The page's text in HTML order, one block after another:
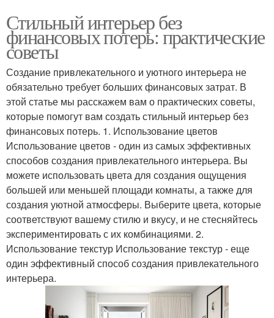
Стильный интерьер без
финансовых потерь: практические
советы
Создание привлекательного и уютного интерьера не
обязательно требует больших финансовых затрат. В
этой статье мы расскажем вам о практических советы,
которые помогут вам создать стильный интерьер без
финансовых потерь. 1. Использование цветов
Использование цветов - один из самых эффективных
способов создания привлекательного интерьера. Вы
можете использовать цвета для создания ощущения
большей или меньшей площади комнаты, а также для
создания уютной атмосферы. Выберите цвета, которые
соответствуют вашему стилю и вкусу, и не стесняйтесь
экспериментировать с их комбинациями. 2.
Использование текстур Использование текстур - еще
один эффективный способ создания привлекательного
интерьера.